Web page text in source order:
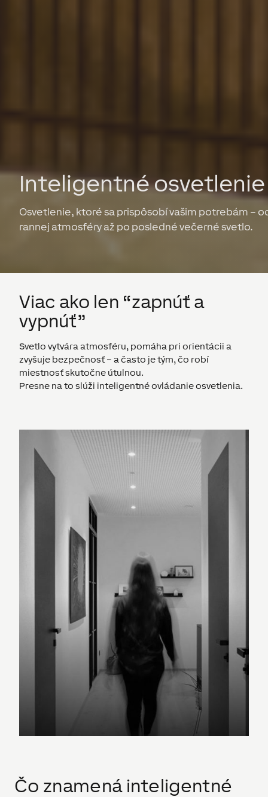
Inteligentné osvetlenie
Osvetlenie, ktoré sa prispôsobí vašim potrebám –
rannej atmosféry až po posledné večerné svetlo.
Viac ako len “zapnúť a
vypnúť”
Svetlo vytvára atmosféru, pomáha pri orientácii a
zvyšuje bezpečnosť – a často je tým, čo robí
miestnosť skutočne útulnou.
Presne na to slúži inteligentné ovládanie osvetlenia.
Čo znamená inteligentné